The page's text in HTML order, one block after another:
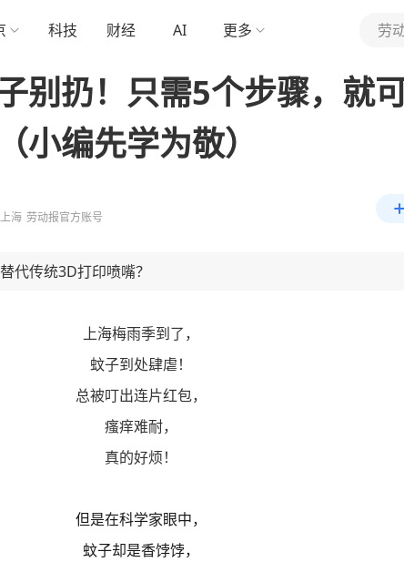
科技 财经 AI 更多
别扔！只需5个步骤，就
小编先学为敬）
上海 劳动报官方账号
代传统3D打印喷嘴？
上海梅雨季到了，
蚊子到处肆虐！
总被叮出连片红包，
瘙痒难耐，
真的好烦！
但是在科学家眼中，
蚊子却是香饽饽，